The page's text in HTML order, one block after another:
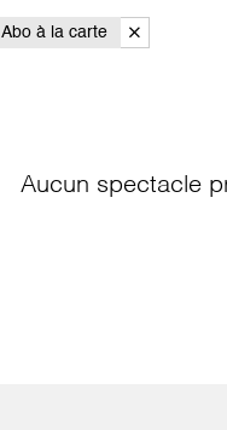
Abo à la carte
Aucun spectacle